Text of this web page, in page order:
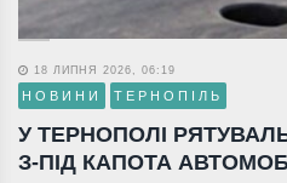
18 ЛИПНЯ 2026, 06:19
НОВИНИ ТЕРНОПІЛЬ
У ТЕРНОПОЛІ
З-ПІД КАПОТА